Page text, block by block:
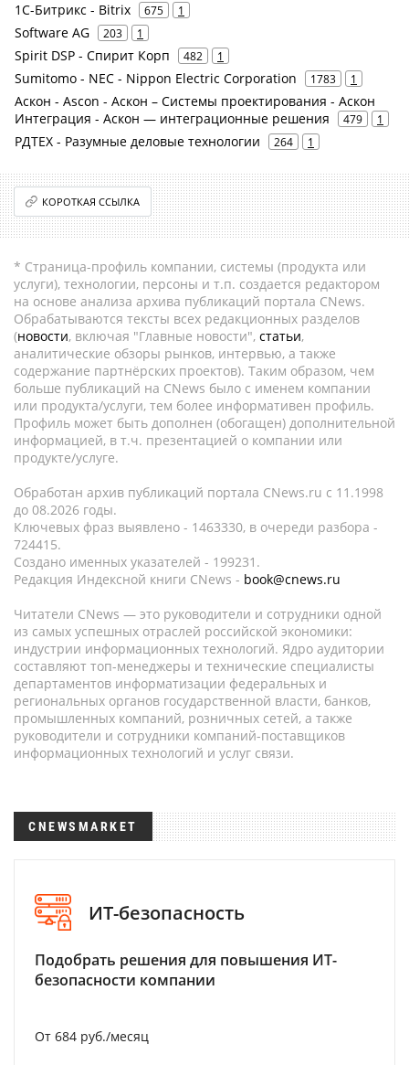
1С-Битрикс - Bitrix 675 1
Software AG 203 1
Spirit DSP - Спирит Корп 482 1
Sumitomo - NEC - Nippon Electric Corporation 1783 1
Аскон - Ascon - Аскон – Системы проектирования - Аскон
Интеграция - Аскон — интеграционные решения
479 1
РДТЕХ - Разумные деловые технологии 264 1
КОРОТКАЯ ССЫЛКА
* Страница-профиль компании, системы (продукта или
услуги), технологии, персоны и т.п. создается редактором
на основе анализа архива публикаций портала CNews.
Обрабатываются тексты всех редакционных разделов
(новости, включая "Главные новости", статьи,
аналитические обзоры рынков, интервью, а также
содержание партнёрских проектов). Таким образом, чем
больше публикаций на CNews было с именем компании
или продукта/услуги, тем более информативен профиль.
Профиль может быть дополнен (обогащен) дополнительной
информацией, в т.ч. презентацией о компании или
продукте/услуге.
Обработан архив публикаций портала CNews.ru c 11.1998
до 08.2026 годы.
Ключевых фраз выявлено - 1463330, в очереди разбора -
724415.
Создано именных указателей - 199231.
Редакция Индексной книги CNews - book@cnews.ru
Читатели CNews — это руководители и сотрудники одной
из самых успешных отраслей российской экономики:
индустрии информационных технологий. Ядро аудитории
составляют топ-менеджеры и технические специалисты
департаментов информатизации федеральных и
региональных органов государственной власти, банков,
промышленных компаний, розничных сетей, а также
руководители и сотрудники компаний-поставщиков
информационных технологий и услуг связи.
CNEWSMARKET
ИТ-безопасность
Подобрать решения для повышения ИТ-
безопасности компании
От 684 руб./месяц